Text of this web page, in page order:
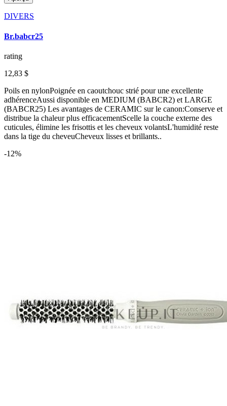
DIVERS
Br.babcr25
rating
12,83 $
Poils en nylonPoignée en caoutchouc strié pour une excellente
adhérenceAussi disponible en MEDIUM (BABCR2) et LARGE
(BABCR25) Les avantages de CERAMIC sur le canon:Conserve et
distribue la chaleur plus efficacementScelle la couche externe des
cuticules, élimine les frisottis et les cheveux volantsL'humidité reste
dans la tige du cheveuCheveux lisses et brillants..
-12%